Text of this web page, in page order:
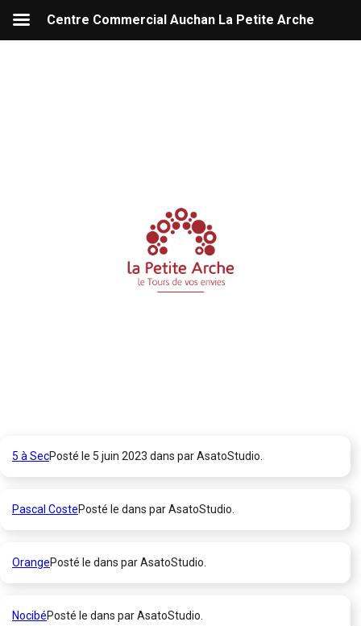
5 à SecPosté le 5 juin 2023 dans par AsatoStudio.
Pascal CostePosté le dans par AsatoStudio.
OrangePosté le dans par AsatoStudio.
NocibéPosté le dans par AsatoStudio.
Centre Commercial Auchan La Petite Arche